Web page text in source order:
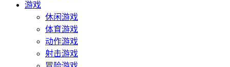
游戏
休闲游戏
体育游戏
动作游戏
射击游戏